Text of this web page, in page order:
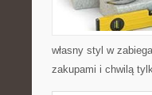
własny styl w
zakupami i chwilą